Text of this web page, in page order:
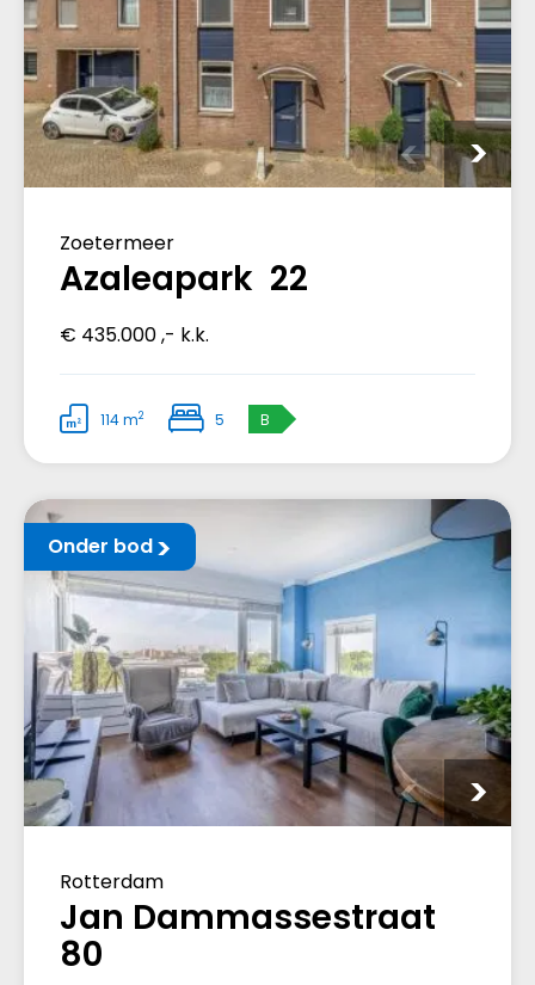
Zoetermeer
Azaleapark 22
€ 435.000 ,- k.k.
114 m2 5 B
Onder bod
Rotterdam
Jan Dammassestraat
80